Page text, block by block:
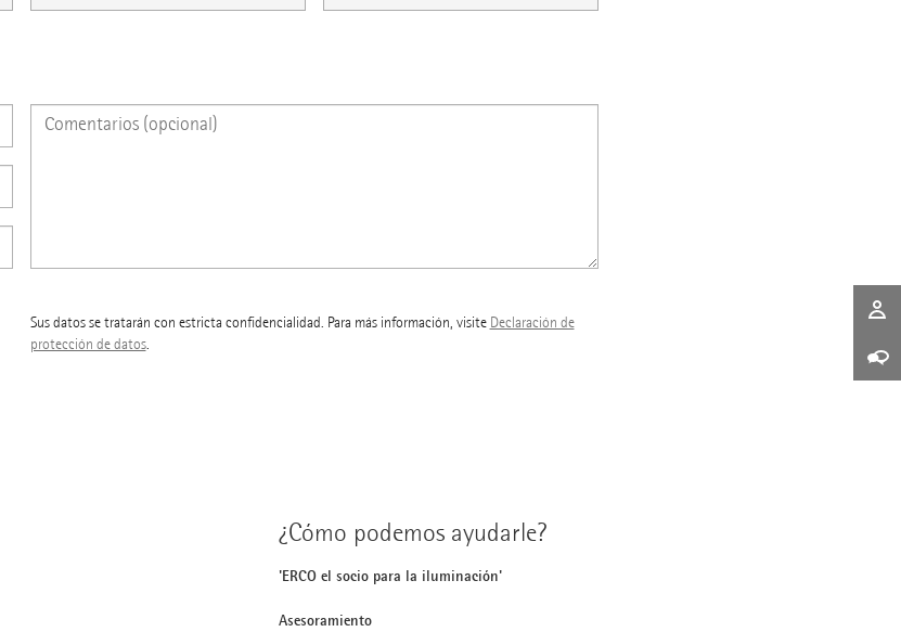
Sus datos se tratarán con estricta confidencialidad. Para más información, visite Declaración de
protección de datos.
¿Cómo podemos ayudarle?
'ERCO el socio para la iluminación'
Asesoramiento